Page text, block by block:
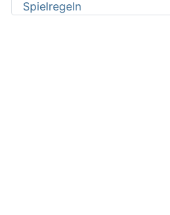
Spielregeln